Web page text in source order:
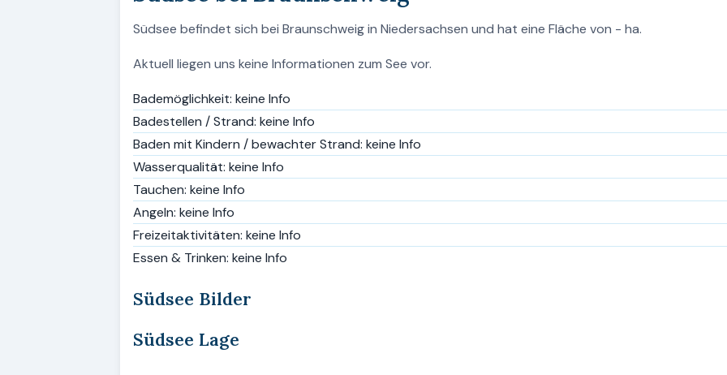
Südsee befindet sich bei Braunschweig in Niedersachsen und hat eine Fläche von - ha.
Aktuell liegen uns keine Informationen zum See vor.
Bademöglichkeit: keine Info
Badestellen / Strand: keine Info
Baden mit Kindern / bewachter Strand: keine Info
Wasserqualität: keine Info
Tauchen: keine Info
Angeln: keine Info
Freizeitaktivitäten: keine Info
Essen & Trinken: keine Info
Südsee Bilder
Südsee Lage